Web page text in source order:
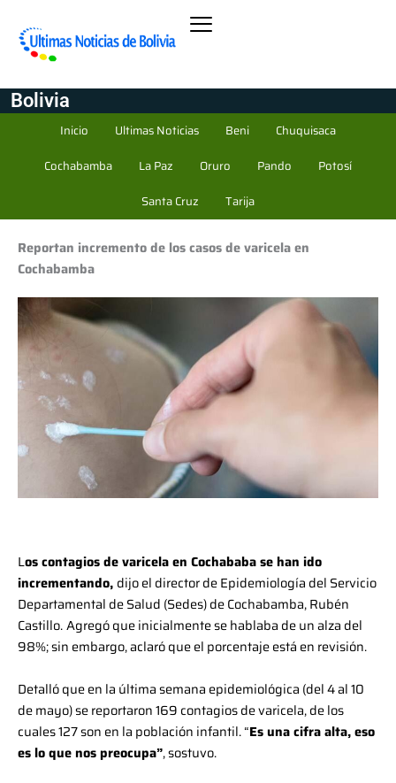
Bolivia
Inicio Ultimas Noticias Beni
Chuquisaca
Cochabamba
La Paz Oruro Pando
Potosí
Santa Cruz
Tarija
Reportan incremento de los casos de varicela en
Cochabamba
Los contagios de varicela en Cochababa se han ido
incrementando, dijo el director de Epidemiología del Servicio
Departamental de Salud (Sedes) de Cochabamba, Rubén
Castillo.Agregó que inicialmente se hablaba de un alza del
98%; sin embargo, aclaró que el porcentaje está en revisión.
Detalló que en la última semana epidemiológica (del 4 al 10
de mayo) se reportaron 169 contagios de varicela, de los
cuales 127 son en la población infantil. “Es una cifra alta, eso
es lo que nos preocupa”, sostuvo.